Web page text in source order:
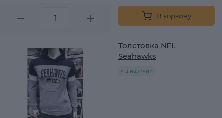
В корзину
Толстовка NFL
Seahawks
в наличии